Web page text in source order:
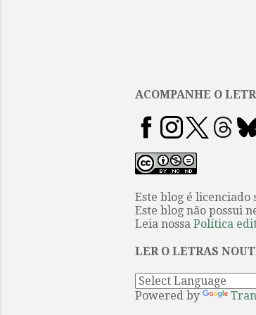
ACOMPANHE O
Este blog é licenciado
Este blog não possui
Leia nossa Política
LER O LETRAS
Powered by